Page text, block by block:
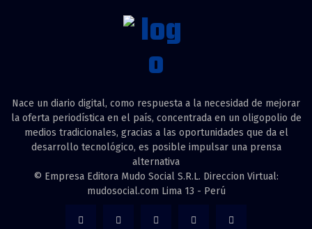
Nace un diario digital, como respuesta a la necesidad de mejorar
la oferta periodística en el país, concentrada en un oligopolio de
medios tradicionales, gracias a las oportunidades que da el
desarrollo tecnológico, es posible impulsar una prensa
alternativa
© Empresa Editora Mudo Social S.R.L. Direccion Virtual:
mudosocial.com Lima 13 - Perú